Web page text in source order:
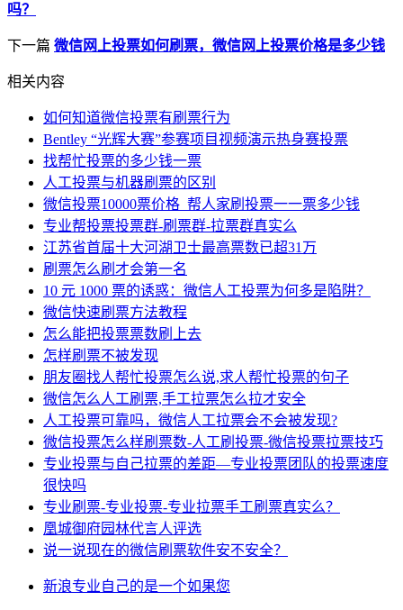
吗？
下一篇 微信网上投票如何刷票，微信网上投票价格是多少钱
相关内容
如何知道微信投票有刷票行为
Bentley “光辉大赛”参赛项目视频演示热身赛投票
找帮忙投票的多少钱一票
人工投票与机器刷票的区别
微信投票10000票价格_帮人家刷投票一一票多少钱
专业帮投票投票群-刷票群-拉票群真实么
江苏省首届十大河湖卫士最高票数已超31万
刷票怎么刷才会第一名
10 元 1000 票的诱惑：微信人工投票为何多是陷阱？
微信快速刷票方法教程
怎么能把投票票数刷上去
怎样刷票不被发现
朋友圈找人帮忙投票怎么说,求人帮忙投票的句子
微信怎么人工刷票,手工拉票怎么拉才安全
人工投票可靠吗，微信人工拉票会不会被发现?
微信投票怎么样刷票数-人工刷投票-微信投票拉票技巧
专业投票与自己拉票的差距—专业投票团队的投票速度
很快吗
专业刷票-专业投票-专业拉票手工刷票真实么？
凰城御府园林代言人评选
说一说现在的微信刷票软件安不安全？
新浪专业自己的是一个如果您